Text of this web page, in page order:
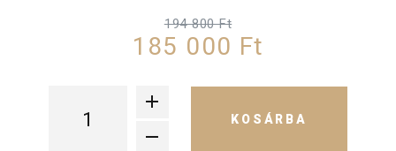
194 800 Ft
185 000 Ft
KOSÁRBA